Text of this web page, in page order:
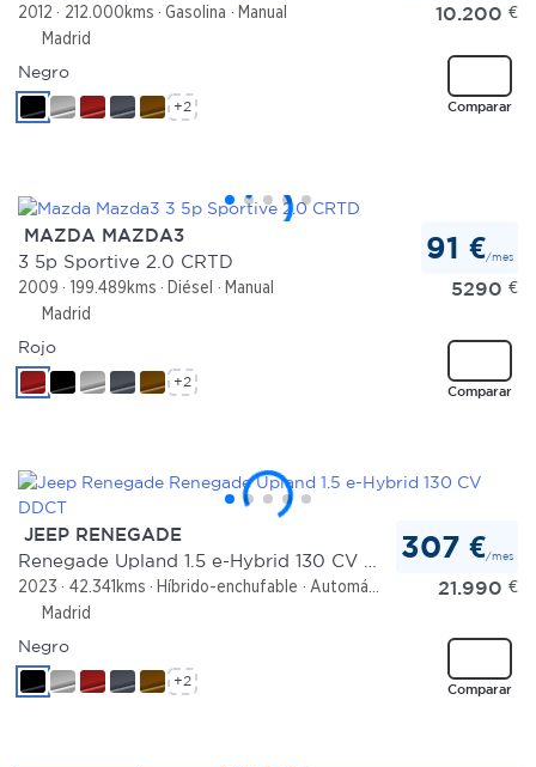
2012 212.000kms Gasolina
Manual
Madrid
10.200 €
Comparar
Negro
+2
MAZDA MAZDA3
3 5p Sportive 2.0 CRTD
2009 199.489kms Diésel
Manual
Madrid
91 €/mes
5290 €
Comparar
Rojo
+2
JEEP RENEGADE
2023 42.341kms Híbrido-enchufable
Automático
Madrid
307 €/mes
21.990 €
Comparar
Negro
+2